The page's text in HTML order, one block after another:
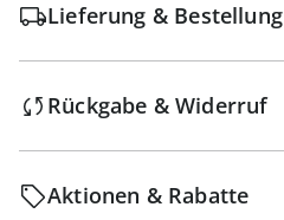
Lieferung & Bestellung
Rückgabe & Widerruf
Aktionen & Rabatte